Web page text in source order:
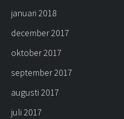
januari 2018
december 2017
oktober 2017
september 2017
augusti 2017
juli 2017